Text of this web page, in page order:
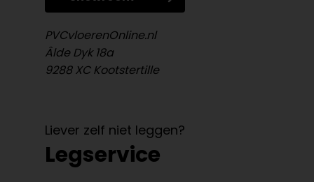
PVCvloerenOnline.nl
Âlde Dyk 18a
9288 XC Kootstertille
Liever zelf niet leggen?
Legservice